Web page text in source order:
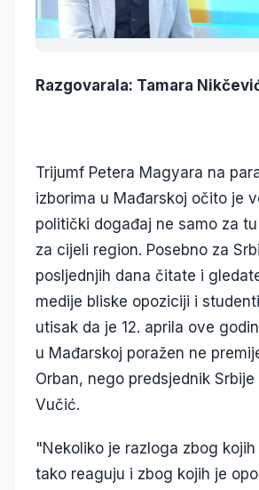
Razgovarala: Tamara
Trijumf Petera Magyara na
izborima u Mađarskoj očito je
politički događaj ne samo za
za cijeli region. Posebno za
posljednjih dana čitate i
medije bliske opoziciji i
utisak da je 12. aprila ove
u Mađarskoj poražen ne
Orban, nego predsjednik
Vučić.
"Nekoliko je razloga zbog
tako reaguju i zbog kojih je